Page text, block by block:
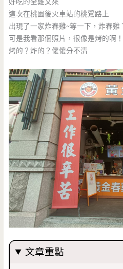
這次在桃園後火車站的桃鶯路上
出現了一家炸春雞~等一下，炸春雞
可是我看那個照片，很像是烤的啊！
烤的？炸的？傻傻分不清
文章重點